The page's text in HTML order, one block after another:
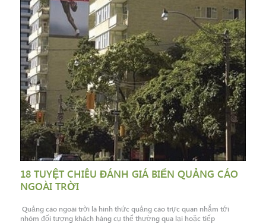
18 TUYỆT CHIÊU ĐÁNH GIÁ BIỂN QUẢNG CÁO
NGOÀI TRỜI
Quảng cáo ngoài trời là hình thức quảng cáo trực quan nhắm tới
nhóm đối tượng khách hàng cụ thể thường qua lại hoặc tiếp